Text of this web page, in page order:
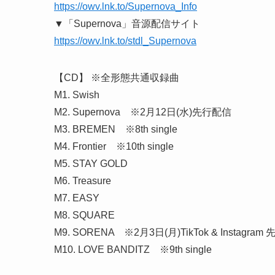
https://owv.lnk.to/Supernova_Info
▼「Supernova」音源配信サイト
https://owv.lnk.to/stdl_Supernova
【CD】 ※全形態共通収録曲
M1. Swish
M2. Supernova ※2月12日(水)先行配信
M3. BREMEN ※8th single
M4. Frontier ※10th single
M5. STAY GOLD
M6. Treasure
M7. EASY
M8. SQUARE
M9. SORENA ※2月3日(月)TikTok & Instagram
M10. LOVE BANDITZ ※9th single